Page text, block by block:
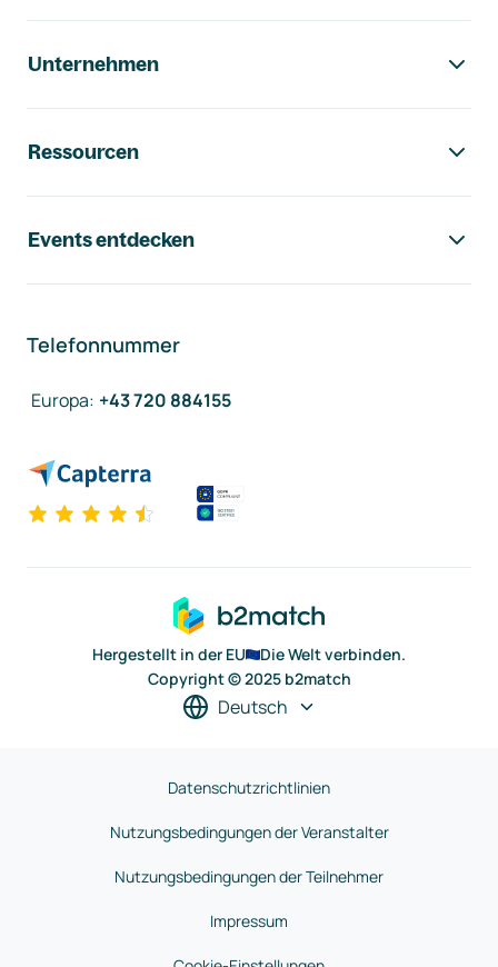
Unternehmen
Ressourcen
Events entdecken
Telefonnummer
Europa: +43 720 884155
Hergestellt in der EU
Die Welt verbinden.
Copyright © 2025 b2match
Deutsch
Datenschutzrichtlinien
Nutzungsbedingungen der Veranstalter
Nutzungsbedingungen der Teilnehmer
Impressum